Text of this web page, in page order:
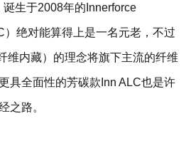
生于2008年的Innerforce
绝对能算得上是一名元老，不过
维内藏）的理念将旗下主流的纤维
具全面性的芳碳款Inn ALC也是许
之路。